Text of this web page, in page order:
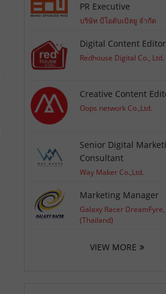
PR Executive
บริษัท บีโอดับเบิลยู จำกัด
Digital Content Editor
Redhouse Digital Co., Ltd.
Creative Content
Oops network Co.,Ltd.
Senior Digital
Consultant
Way Maker Co.,Ltd.
Marketing Manager
Galaxy Racer DreamFyre,
(Thailand)
VIEW MORE